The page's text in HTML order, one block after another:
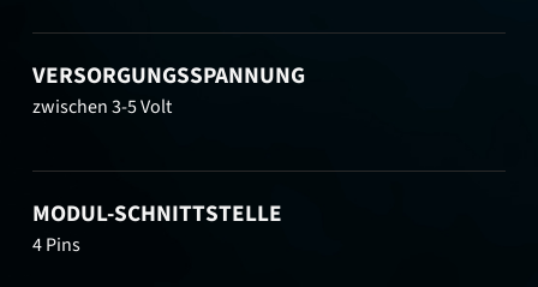
VERSORGUNGSSPANNUNG
zwischen 3-5 Volt
MODUL-SCHNITTSTELLE
4 Pins